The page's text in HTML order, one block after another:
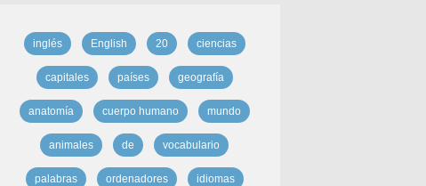
inglés English 20 ciencias
capitales países geografía
anatomía cuerpo humano mundo
animales de vocabulario
palabras ordenadores idiomas